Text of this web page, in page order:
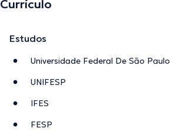
Currículo
Estudos
Universidade Federal De São Paulo
UNIFESP
IFES
FESP